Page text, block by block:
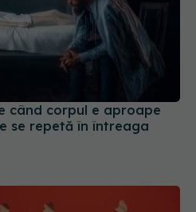
când corpul e aproape
se repetă în întreaga